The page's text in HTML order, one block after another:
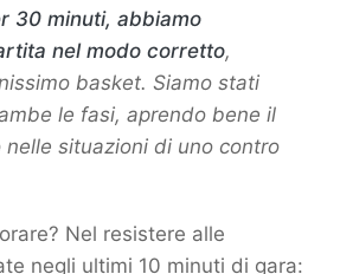
30 minuti, abbiamo
nel modo corretto,
basket. Siamo stati
le fasi, aprendo bene il
situazioni di uno contro
Nel resistere alle
negli ultimi 10 minuti di gara: